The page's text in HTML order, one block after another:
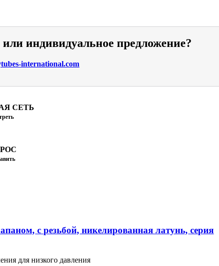
индивидуальное предложение?
international.com
СЕТЬ
с резьбой, никелированная латунь, серия
для низкого давления